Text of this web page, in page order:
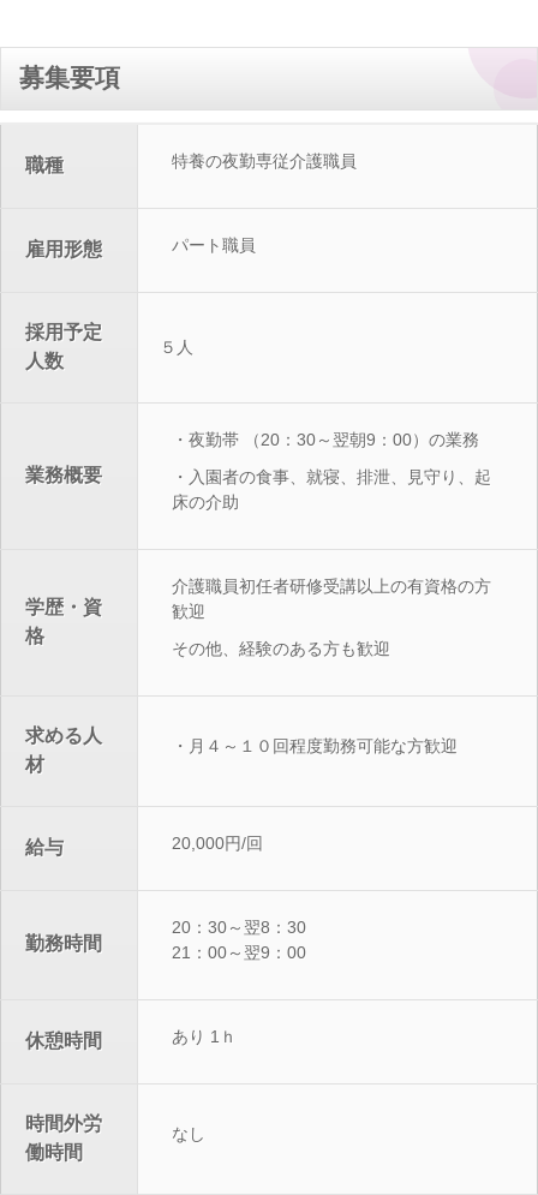
募集要項
職種 特養の夜勤専従介護職員
雇用形態 パート職員
採用予定
人数
５人
業務概要
・夜勤帯 （20：30～翌朝9：00）の業務
・入園者の食事、就寝、排泄、見守り、起
床の介助
学歴・資
格
介護職員初任者研修受講以上の有資格の方
歓迎
その他、経験のある方も歓迎
求める人
材
・月４～１０回程度勤務可能な方歓迎
給与 20,000円/回
勤務時間
20：30～翌8：30
21：00～翌9：00
休憩時間 あり 1ｈ
時間外労
働時間
なし